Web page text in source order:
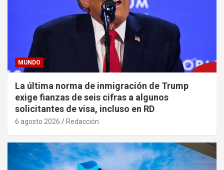
MUNDO
La última norma de inmigración de Trump
exige fianzas de seis cifras a algunos
solicitantes de visa, incluso en RD
6 agosto 2026 Redacción